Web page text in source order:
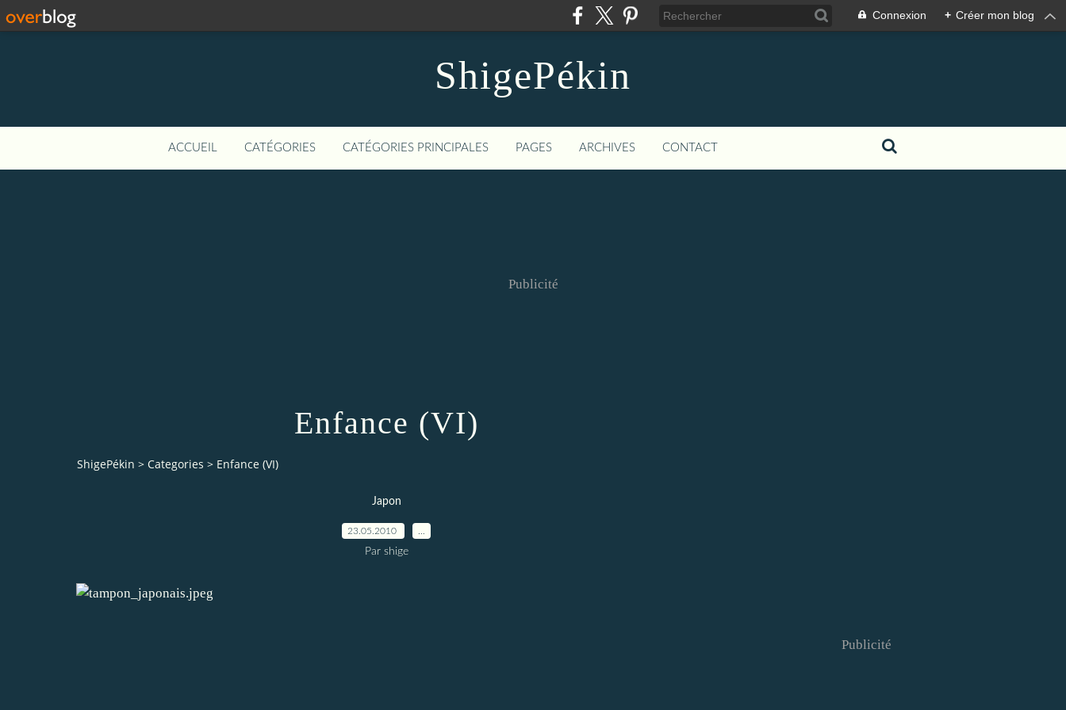
Connexion + Créer mon blog
ShigePékin
ACCUEIL CATÉGORIES CATÉGORIES PRINCIPALES PAGES ARCHIVES CONTACT
Publicité
Enfance (VI)
ShigePékin > Categories > Enfance (VI)
Japon
23.05.2010
Par shige
Publicité